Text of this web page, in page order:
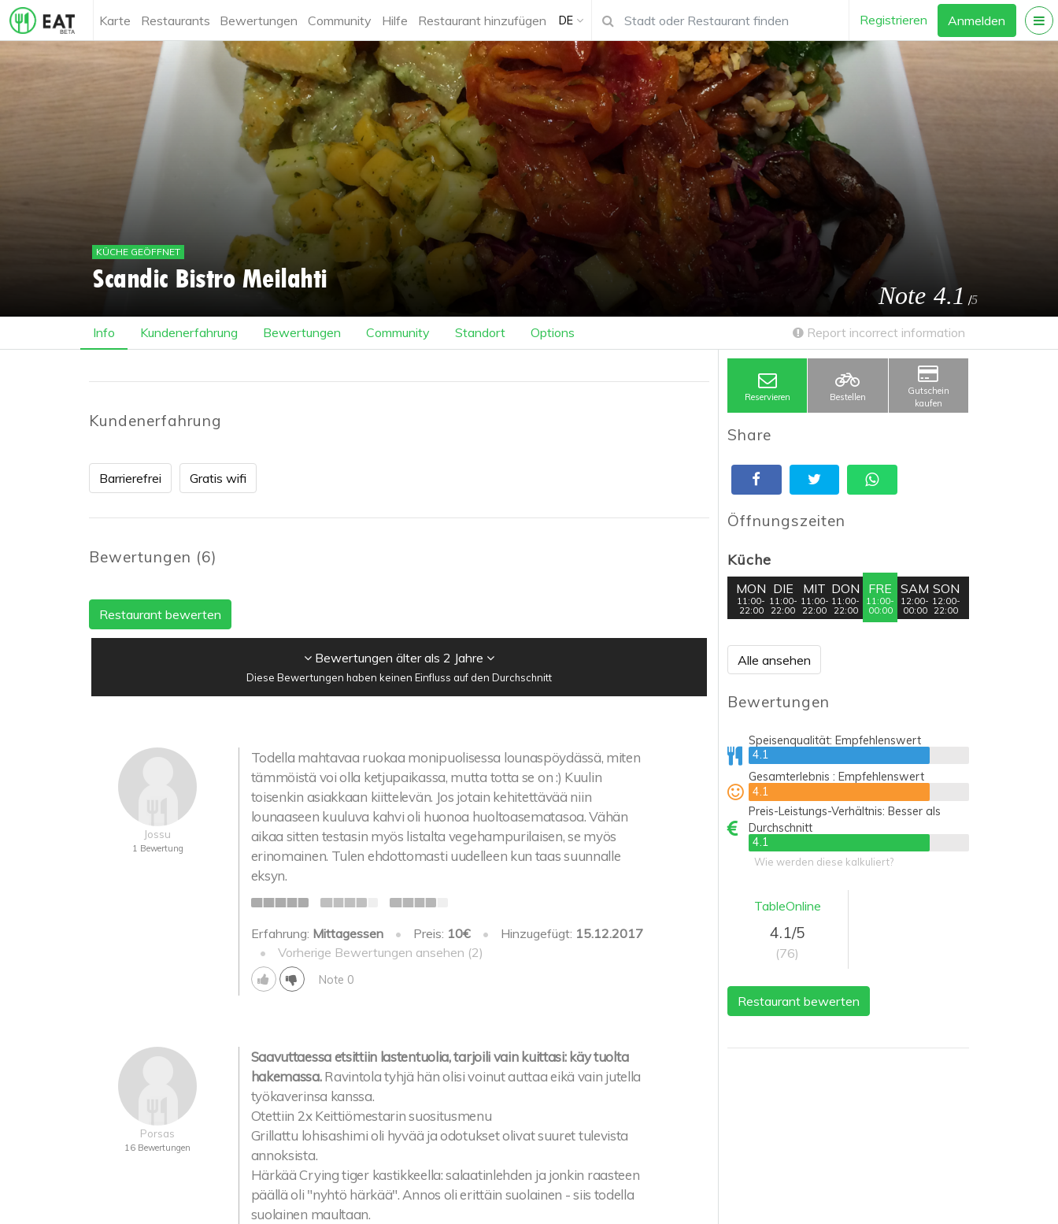
Karte Restaurants Bewertungen Community Hilfe Restaurant hinzufügen DE Registrieren Anmelden
KÜCHE GEÖFFNET
Scandic Bistro Meilahti Note 4.1 /5
Info Kundenerfahrung Bewertungen Community Standort Options Report incorrect information
Reservieren Bestellen
Gutschein
kaufen
Share
Öffnungszeiten
Küche
MON
11:00-
22:00
DIE
11:00-
22:00
MIT
11:00-
22:00
DON
11:00-
22:00
FRE
11:00-
00:00
SAM
12:00-
00:00
SON
12:00-
22:00
Alle ansehen
Bewertungen
Speisenqualität:Empfehlenswert
4.1
4.1
Gesamterlebnis :Empfehlenswert
4.1
4.1
Preis-Leistungs-Verhältnis:Besser als
Durchschnitt
4.1
4.1
Wie werden diese kalkuliert?
TableOnline
4.1/5
(76)
Restaurant bewerten
Kundenerfahrung
Barrierefrei Gratis wifi
Bewertungen (6)
Restaurant bewerten
Bewertungen älter als 2 Jahre
Diese Bewertungen haben keinen Einfluss auf den Durchschnitt
Jossu
1 Bewertung
Todella mahtavaa ruokaa monipuolisessa lounaspöydässä, miten
tämmöistä voi olla ketjupaikassa, mutta totta se on :) Kuulin
toisenkin asiakkaan kiittelevän. Jos jotain kehitettävää niin
lounaaseen kuuluva kahvi oli huonoa huoltoasematasoa. Vähän
aikaa sitten testasin myös listalta vegehampurilaisen, se myös
erinomainen. Tulen ehdottomasti uudelleen kun taas suunnalle
eksyn.
Erfahrung: Mittagessen • Preis: 10€ • Hinzugefügt: 15.12.2017
•
Vorherige Bewertungen ansehen (2)
Note 0
Porsas
16 Bewertungen
Saavuttaessa etsittiin lastentuolia, tarjoili vain kuittasi: käy tuolta
hakemassa. Ravintola tyhjä hän olisi voinut auttaa eikä vain jutella
työkaverinsa kanssa.
Otettiin 2x Keittiömestarin suositusmenu
Grillattu lohisashimi oli hyvää ja odotukset olivat suuret tulevista
annoksista.
Härkää Crying tiger kastikkeella: salaatinlehden ja jonkin raasteen
päällä oli "nyhtö härkää". Annos oli erittäin suolainen - siis todella
suolainen maultaan.